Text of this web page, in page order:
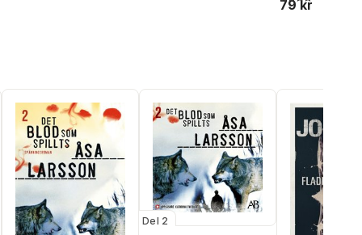
röster:
79 kr
Del 2